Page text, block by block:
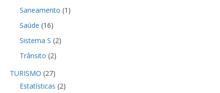
Saneamento (1)
Saúde (16)
Sistema S (2)
Trânsito (2)
TURISMO (27)
Estatísticas (2)